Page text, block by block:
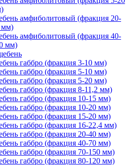
амфиболитовый (фракция 20-
мм)
амфиболитовый (фракция 40-
мм)
габбро (фракция 3-10 мм)
габбро (фракция 5-10 мм)
габбро (фракция 5-20 мм)
габбро (фракция 8-11,2 мм)
габбро (фракция 10-15 мм)
габбро (фракция 10-20 мм)
габбро (фракция 15-20 мм)
габбро (фракция 16-22,4 мм)
габбро (фракция 20-40 мм)
габбро (фракция 40-70 мм)
габбро (фракция 70-150 мм)
габбро (фракция 80-120 мм)